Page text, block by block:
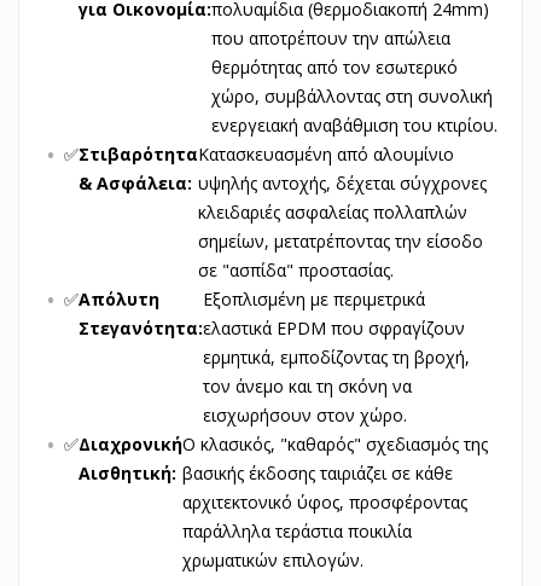
για Οικονομία:πολυαμίδια (θερμοδιακοπή 24mm)
που αποτρέπουν την απώλεια
θερμότητας από τον εσωτερικό
χώρο, συμβάλλοντας στη συνολική
ενεργειακή αναβάθμιση του κτιρίου.
✅Στιβαρότητα
& Ασφάλεια:
Κατασκευασμένη από αλουμίνιο
υψηλής αντοχής, δέχεται σύγχρονες
κλειδαριές ασφαλείας πολλαπλών
σημείων, μετατρέποντας την είσοδο
σε "ασπίδα" προστασίας.
✅Απόλυτη
Στεγανότητα:
Εξοπλισμένη με περιμετρικά
ελαστικά EPDM που σφραγίζουν
ερμητικά, εμποδίζοντας τη βροχή,
τον άνεμο και τη σκόνη να
εισχωρήσουν στον χώρο.
✅Διαχρονική
Αισθητική:
Ο κλασικός, "καθαρός" σχεδιασμός της
βασικής έκδοσης ταιριάζει σε κάθε
αρχιτεκτονικό ύφος, προσφέροντας
παράλληλα τεράστια ποικιλία
χρωματικών επιλογών.